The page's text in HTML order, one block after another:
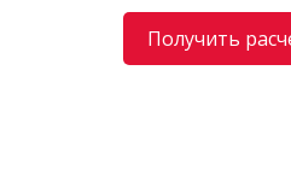
Получить